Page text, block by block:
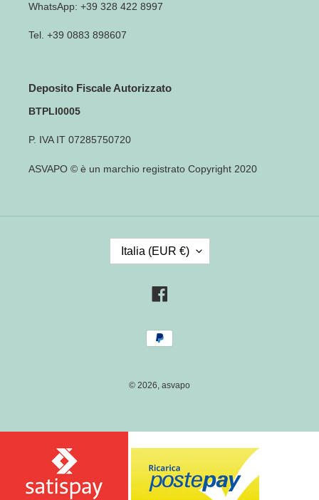
WhatsApp: +39 328 422 8997
Tel. +39 0883 898607
Deposito Fiscale Autorizzato
BTPLI0005
P. IVA IT 07285750720
ASVAPO © è un marchio registrato Copyright 2020
Italia (EUR €)
Metodi
di
© 2026, asvapo